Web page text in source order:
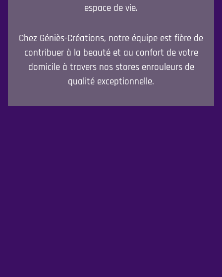
espace de vie.
Chez Géniès-Créations, notre équipe est fière de
contribuer à la beauté et au confort de votre
domicile à travers nos stores enrouleurs de
qualité exceptionnelle.